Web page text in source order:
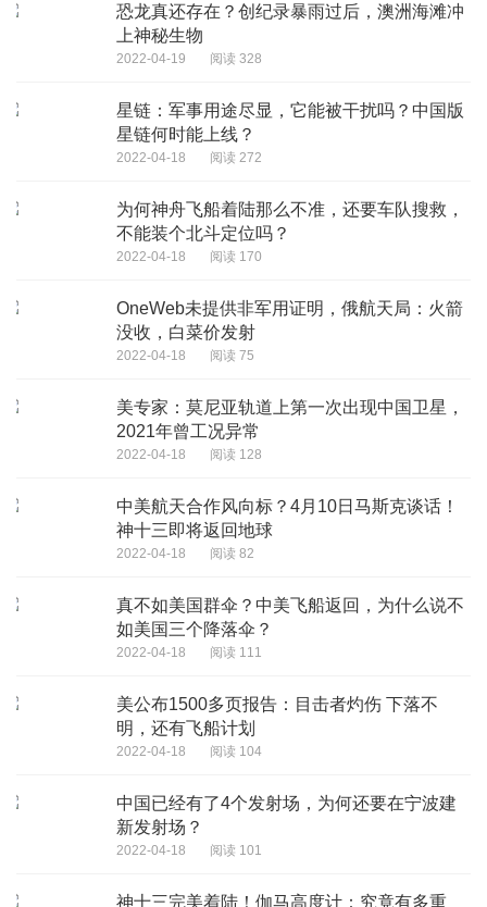
恐龙真还存在？创纪录暴雨过后，澳洲海滩冲
上神秘生物
2022-04-19 阅读 328
星链：军事用途尽显，它能被干扰吗？中国版
星链何时能上线？
2022-04-18 阅读 272
为何神舟飞船着陆那么不准，还要车队搜救，
不能装个北斗定位吗？
2022-04-18 阅读 170
OneWeb未提供非军用证明，俄航天局：火箭
没收，白菜价发射
2022-04-18 阅读 75
美专家：莫尼亚轨道上第一次出现中国卫星，
2021年曾工况异常
2022-04-18 阅读 128
中美航天合作风向标？4月10日马斯克谈话！
神十三即将返回地球
2022-04-18 阅读 82
真不如美国群伞？中美飞船返回，为什么说不
如美国三个降落伞？
2022-04-18 阅读 111
美公布1500多页报告：目击者灼伤 下落不
明，还有飞船计划
2022-04-18 阅读 104
中国已经有了4个发射场，为何还要在宁波建
新发射场？
2022-04-18 阅读 101
神十三完美着陆！伽马高度计：究竟有多重